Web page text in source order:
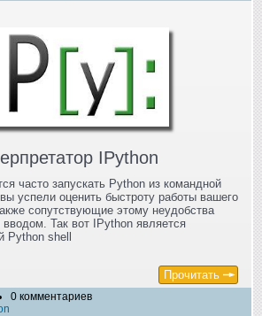
IPython
часто запускать Python из командной
успели оценить быстроту работы вашего
сопутствующие этому неудобства
Так вот IPython является
Python shell
Прочитать
0 комментариев